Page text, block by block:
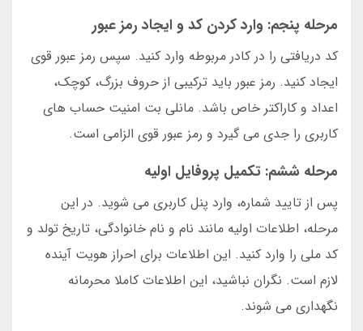
مرحله پنجم: وارد کردن کد و ایجاد رمز عبور
کد دریافتی را در کادر مربوطه وارد کنید. سپس رمز عبور قوی
ایجاد کنید. رمز عبور باید ترکیبی از حروف بزرگ، کوچک،
اعداد و کاراکتر خاص باشد. مانلی بت امنیت حساب های
کاربری را جدی می گیرد و رمز عبور قوی الزامی است.
مرحله ششم: تکمیل پروفایل اولیه
پس از تایید شماره، وارد پنل کاربری می شوید. در این
مرحله، اطلاعات اولیه مانند نام و نام خانوادگی، تاریخ تولد و
کد ملی را وارد کنید. این اطلاعات برای احراز هویت آینده
لازم است. نگران نباشید، این اطلاعات کاملا محرمانه
نگهداری می شوند.